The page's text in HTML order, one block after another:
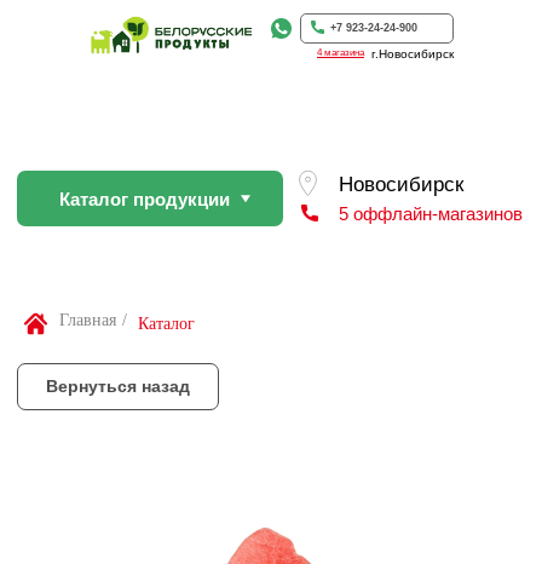
г.Новосибирск
+7 923-24-24-900
4 магазина
По Вашей просьбе покупку
профессиональном слайсере
Главная / Каталог